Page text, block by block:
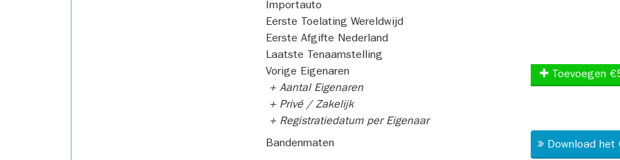
Importauto
Eerste Toelating Wereldwijd
Eerste Afgifte Nederland
Laatste Tenaamstelling
Vorige Eigenaren
+ Aantal Eigenaren
+ Privé / Zakelijk
+ Registratiedatum per Eigenaar
Toevoegen
Bandenmaten Download